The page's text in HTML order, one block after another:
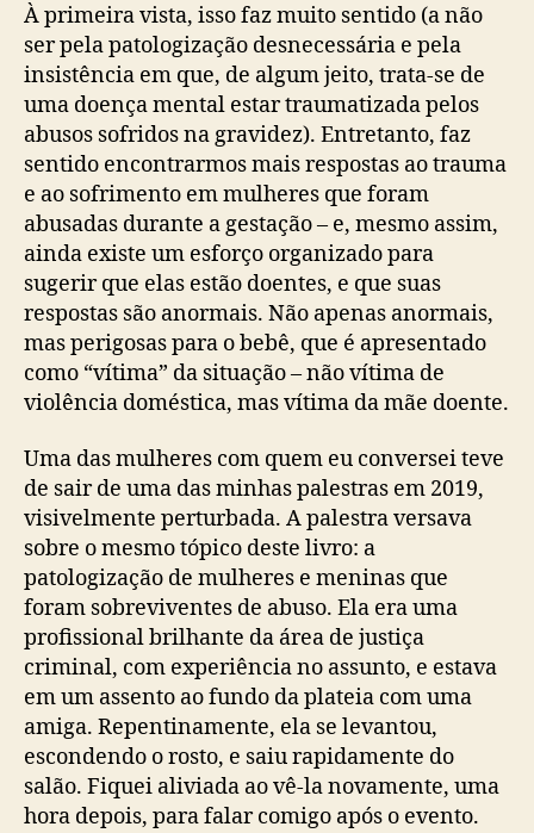
À primeira vista, isso faz muito sentido (a não
ser pela patologização desnecessária e pela
insistência em que, de algum jeito, trata-se de
uma doença mental estar traumatizada pelos
abusos sofridos na gravidez). Entretanto, faz
sentido encontrarmos mais respostas ao trauma
e ao sofrimento em mulheres que foram
abusadas durante a gestação – e, mesmo assim,
ainda existe um esforço organizado para
sugerir que elas estão doentes, e que suas
respostas são anormais. Não apenas anormais,
mas perigosas para o bebê, que é apresentado
como “vítima” da situação – não vítima de
violência doméstica, mas vítima da mãe doente.
Uma das mulheres com quem eu conversei teve
de sair de uma das minhas palestras em 2019,
visivelmente perturbada. A palestra versava
sobre o mesmo tópico deste livro: a
patologização de mulheres e meninas que
foram sobreviventes de abuso. Ela era uma
profissional brilhante da área de justiça
criminal, com experiência no assunto, e estava
em um assento ao fundo da plateia com uma
amiga. Repentinamente, ela se levantou,
escondendo o rosto, e saiu rapidamente do
salão. Fiquei aliviada ao vê-la novamente, uma
hora depois, para falar comigo após o evento.